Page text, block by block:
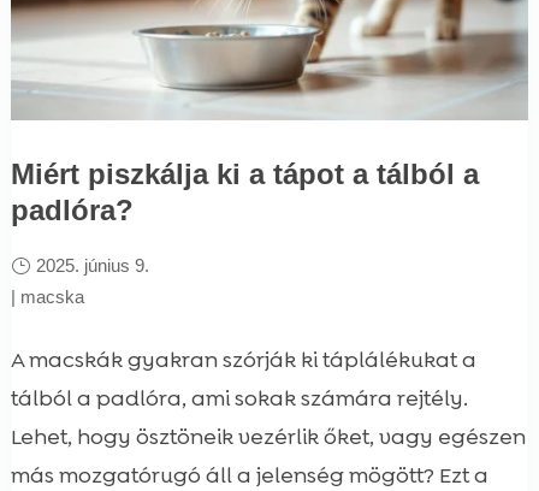
Miért piszkálja ki a tápot a tálból a
padlóra?
2025. június 9.
| macska
A macskák gyakran szórják ki táplálékukat a
tálból a padlóra, ami sokak számára rejtély.
Lehet, hogy ösztöneik vezérlik őket, vagy egészen
más mozgatórugó áll a jelenség mögött? Ezt a